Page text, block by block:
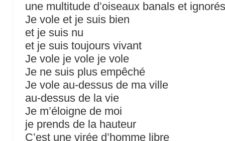
une multitude d’oiseaux banals et
Je vole et je suis bien
et je suis nu
et je suis toujours vivant
Je vole je vole je vole
Je ne suis plus empêché
Je vole au-dessus de ma ville
au-dessus de la vie
Je m’éloigne de moi
je prends de la hauteur
C’est une virée d’homme libre